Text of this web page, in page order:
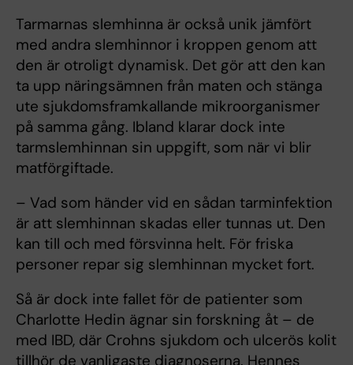
Tarmarnas slemhinna är också unik jämfört
med andra slemhinnor i kroppen genom att
den är otroligt dynamisk. Det gör att den kan
ta upp näringsämnen från maten och stänga
ute sjukdomsframkallande mikroorganismer
på samma gång. Ibland klarar dock inte
tarmslemhinnan sin uppgift, som när vi blir
matförgiftade.
– Vad som händer vid en sådan tarminfektion
är att slemhinnan skadas eller tunnas ut. Den
kan till och med försvinna helt. För friska
personer repar sig slemhinnan mycket fort.
Så är dock inte fallet för de patienter som
Charlotte Hedin ägnar sin forskning åt – de
med IBD, där Crohns sjukdom och ulcerös kolit
tillhör de vanligaste diagnoserna. Hennes